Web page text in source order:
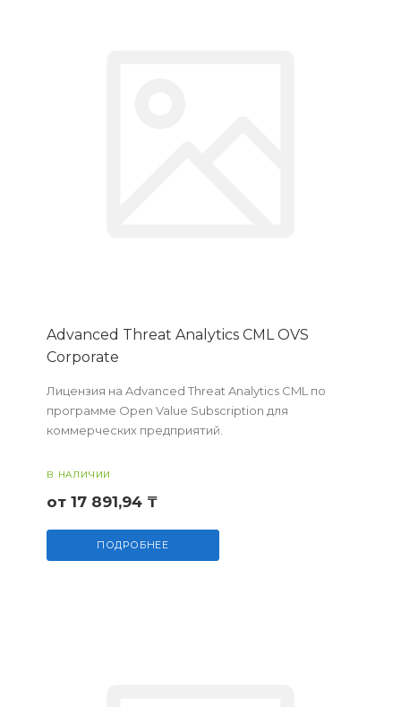
Advanced Threat Analytics CML OVS
Corporate
Лицензия на Advanced Threat Analytics CML по
программе Open Value Subscription для
коммерческих предприятий.
В НАЛИЧИИ
от 17 891,94 ₸
ПОДРОБНЕЕ